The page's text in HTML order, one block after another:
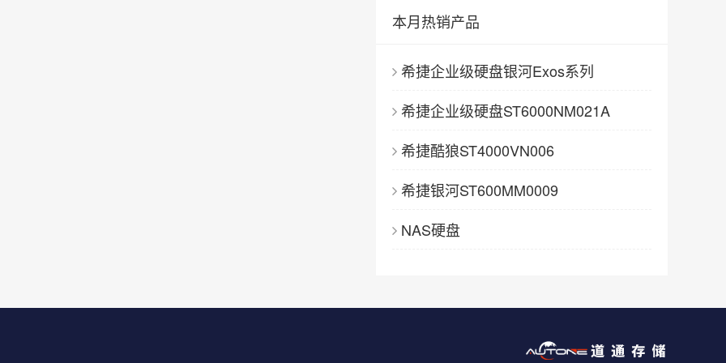
本月热销产品
希捷企业级硬盘银河Exos系列
希捷企业级硬盘ST6000NM021A
希捷酷狼ST4000VN006
希捷银河ST600MM0009
NAS硬盘